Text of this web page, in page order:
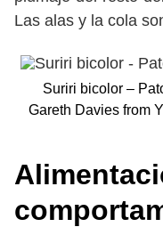
Las alas y la cola
Suriri bicolor –
Gareth Davies from